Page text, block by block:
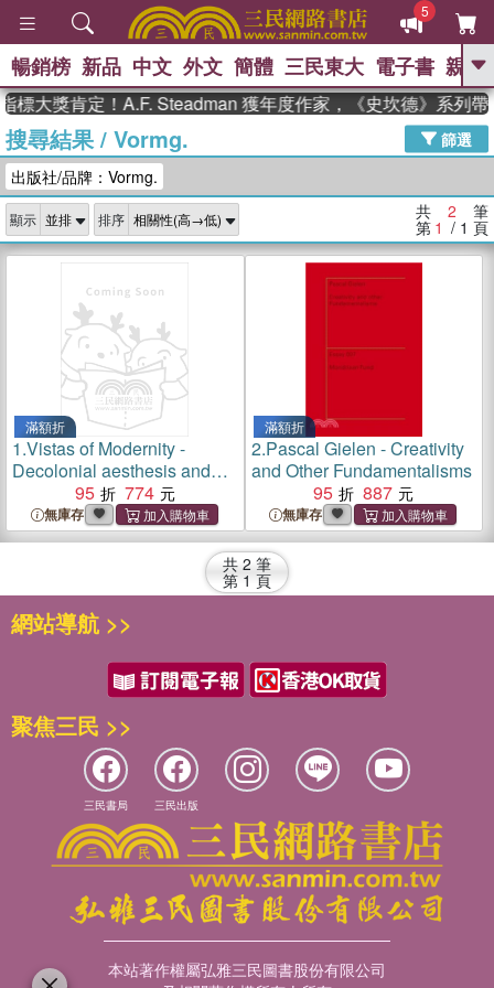
5
GO
The Odyssey 、
父親節 、 如果歷史是一群喵 、 暑期
念華 、 台灣的李登輝時代 、 數學女
孩：黎曼猜想
偉大的迷走神經
暢銷榜 新品 中文 外文 簡體 三民東大 電子書 親子
標大獎肯定！A.F. Steadman 獲年度作家，《史坎德》系列帶
搜尋結果/ Vormg.
篩選
出版社/品牌：Vormg.
顯示 排序 共 2 筆
第 1 / 1 頁
滿額折
1.Vistas of Modernity -
Decolonial aesthesis and
the end of the contemporary
95 774
無庫存
滿額折
2.Pascal Gielen - Creativity
and Other Fundamentalisms
95
887
無庫存
共 2 筆
第 1 頁
網站導航 >>
聚焦三民 >>
三民書局 三民出版
本站著作權屬弘雅三民圖書股份有限公司